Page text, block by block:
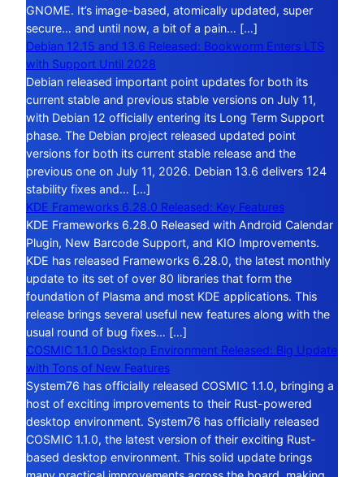
GNOME. It’s image-based, atomically updated, super
secure… and until now, a bit of a pain… […]
Debian 12.15 and 13.6 Released: Bookworm Enters LTS
with Support Until 2028
Debian released important point updates for both its
current stable and previous stable versions on July 11,
with Debian 12 officially entering its Long Term Support
phase. The Debian project released updated point
versions for both its current stable release and the
previous one on July 11, 2026. Debian 13.6 delivers 124
stability fixes and… […]
KDE Frameworks 6.28.0 Released: Key Features
KDE Frameworks 6.28.0 Released with Android Calendar
Plugin, New Barcode Support, and KIO Improvements.
KDE has released Frameworks 6.28.0, the latest monthly
update to its set of over 80 libraries that form the
foundation of Plasma and most KDE applications. This
release brings several useful new features along with the
usual round of bug fixes… […]
COSMIC 1.1.0 Desktop Environment Released: Big Update
with Tons of New Features
System76 has officially released COSMIC 1.1.0, bringing a
host of exciting improvements to their Rust-powered
desktop environment. System76 has officially released
COSMIC 1.1.0, the latest version of their exciting Rust-
based desktop environment. This solid update brings